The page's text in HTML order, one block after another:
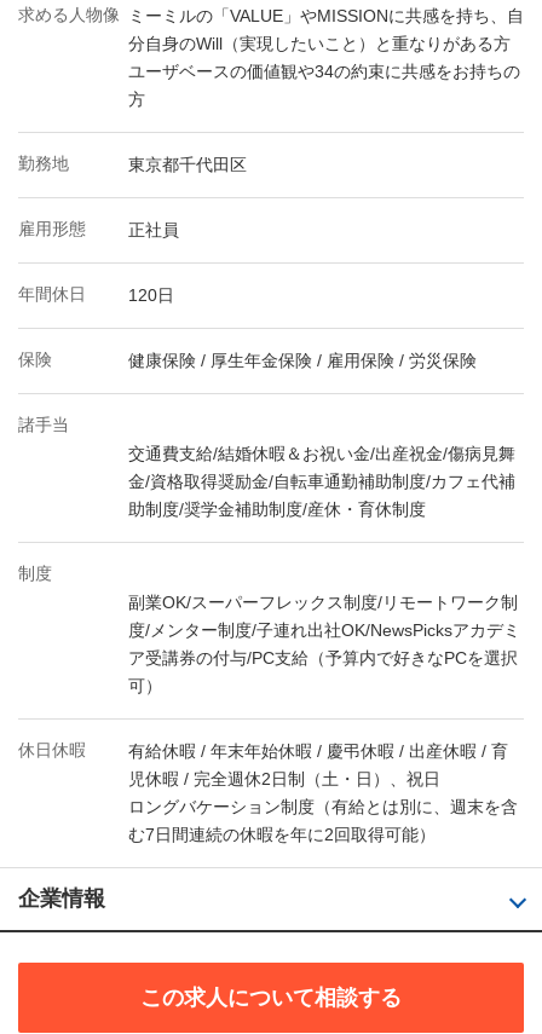
求める人物像
ミーミルの「VALUE」やMISSIONに共感を持ち、自
分自身のWill（実現したいこと）と重なりがある方
ユーザベースの価値観や34の約束に共感をお持ちの
方
勤務地 東京都千代田区
雇用形態 正社員
年間休日 120日
保険 健康保険 / 厚生年金保険 / 雇用保険 / 労災保険
諸手当
交通費支給/結婚休暇＆お祝い金/出産祝金/傷病見舞
金/資格取得奨励金/自転車通勤補助制度/カフェ代補
助制度/奨学金補助制度/産休・育休制度
制度
副業OK/スーパーフレックス制度/リモートワーク制
度/メンター制度/子連れ出社OK/NewsPicksアカデミ
ア受講券の付与/PC支給（予算内で好きなPCを選択
可）
休日休暇
有給休暇 / 年末年始休暇 / 慶弔休暇 / 出産休暇 / 育
児休暇 / 完全週休2日制（土・日）、祝日
ロングバケーション制度（有給とは別に、週末を含
む7日間連続の休暇を年に2回取得可能）
企業情報
この求人について相談する